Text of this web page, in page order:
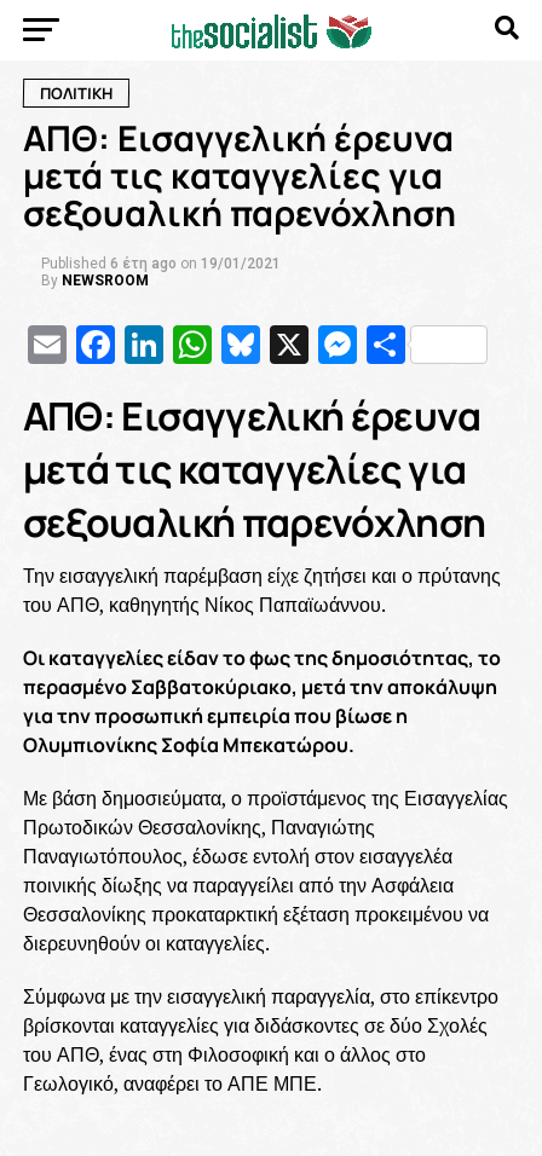
ΠΟΛΙΤΙΚΗ
ΑΠΘ: Εισαγγελική έρευνα
μετά τις καταγγελίες για
σεξουαλική παρενόχληση
Published 6 έτη ago on 19/01/2021
By NEWSROOM
EmailFacebook
LinkedIn
WhatsApp
Bluesky
X
ΑΠΘ: Εισαγγελική έρευνα
μετά τις καταγγελίες για
σεξουαλική παρενόχληση
Την εισαγγελική παρέμβαση είχε ζητήσει και ο πρύτανης
του ΑΠΘ, καθηγητής Νίκος Παπαϊωάννου.
Οι καταγγελίες είδαν το φως της δημοσιότητας, το
περασμένο Σαββατοκύριακο, μετά την αποκάλυψη
για την προσωπική εμπειρία που βίωσε η
Ολυμπιονίκης Σοφία Μπεκατώρου.
Με βάση δημοσιεύματα, ο προϊστάμενος της Εισαγγελίας
Πρωτοδικών Θεσσαλονίκης, Παναγιώτης
Παναγιωτόπουλος, έδωσε εντολή στον εισαγγελέα
ποινικής δίωξης να παραγγείλει από την Ασφάλεια
Θεσσαλονίκης προκαταρκτική εξέταση προκειμένου να
διερευνηθούν οι καταγγελίες.
Σύμφωνα με την εισαγγελική παραγγελία, στο επίκεντρο
βρίσκονται καταγγελίες για διδάσκοντες σε δύο Σχολές
του ΑΠΘ, ένας στη Φιλοσοφική και ο άλλος στο
Γεωλογικό, αναφέρει το ΑΠΕ ΜΠΕ.